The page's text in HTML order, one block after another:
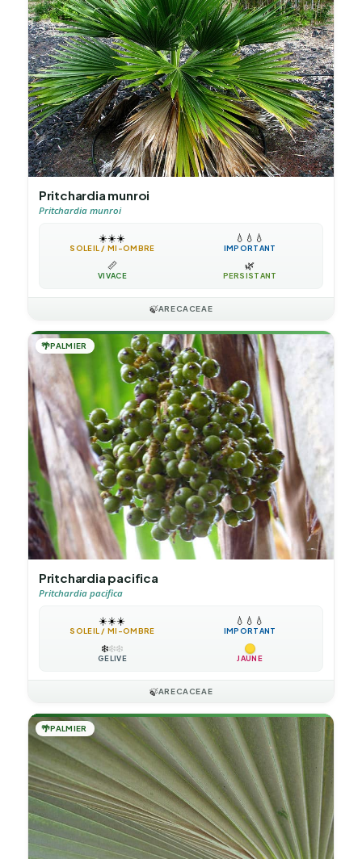
Pritchardia munroi
Pritchardia munroi
☀️☀️☀️
SOLEIL / MI-OMBRE
💧 💧 💧
IMPORTANT
📏
VIVACE
🌿
PERSISTANT
🍃ARECACEAE
🌴PALMIER
Pritchardia pacifica
Pritchardia pacifica
☀️☀️☀️
SOLEIL / MI-OMBRE
💧 💧 💧
IMPORTANT
❄️❄️❄️
GÉLIVE JAUNE
🍃ARECACEAE
🌴PALMIER